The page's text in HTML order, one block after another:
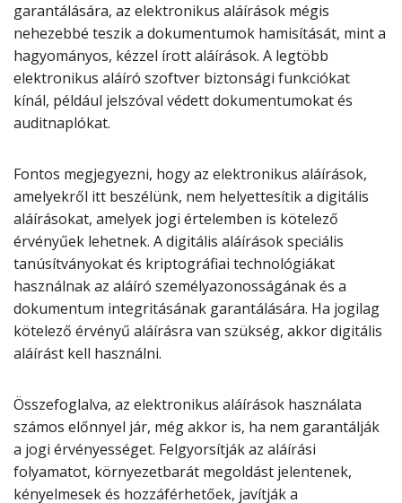
garantálására, az elektronikus aláírások mégis
nehezebbé teszik a dokumentumok hamisítását, mint a
hagyományos, kézzel írott aláírások. A legtöbb
elektronikus aláíró szoftver biztonsági funkciókat
kínál, például jelszóval védett dokumentumokat és
auditnaplókat.
Fontos megjegyezni, hogy az elektronikus aláírások,
amelyekről itt beszélünk, nem helyettesítik a digitális
aláírásokat, amelyek jogi értelemben is kötelező
érvényűek lehetnek. A digitális aláírások speciális
tanúsítványokat és kriptográfiai technológiákat
használnak az aláíró személyazonosságának és a
dokumentum integritásának garantálására. Ha jogilag
kötelező érvényű aláírásra van szükség, akkor digitális
aláírást kell használni.
Összefoglalva, az elektronikus aláírások használata
számos előnnyel jár, még akkor is, ha nem garantálják
a jogi érvényességet. Felgyorsítják az aláírási
folyamatot, környezetbarát megoldást jelentenek,
kényelmesek és hozzáférhetőek, javítják a